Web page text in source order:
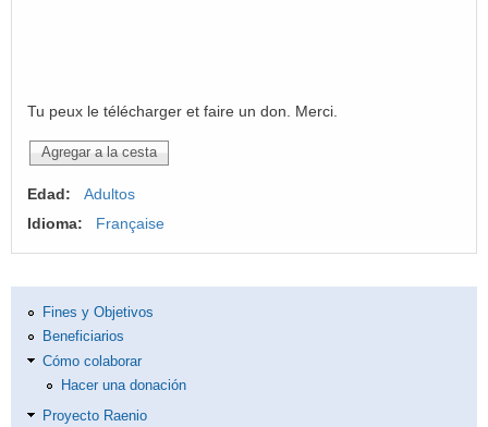
Tu peux le télécharger et faire un don. Merci.
Edad:
Adultos
Idioma:
Française
Fines y Objetivos
Beneficiarios
Cómo colaborar
Hacer una donación
Proyecto Raenio